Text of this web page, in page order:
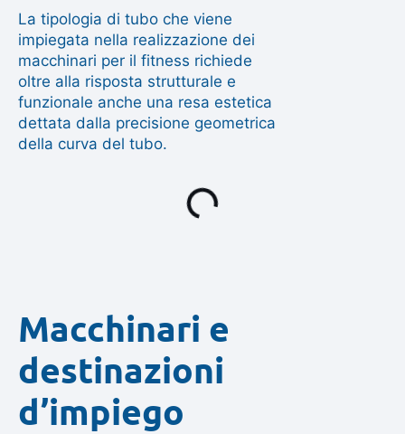
La tipologia di tubo che viene
impiegata nella realizzazione dei
macchinari per il fitness richiede
oltre alla risposta strutturale e
funzionale anche una resa estetica
dettata dalla precisione geometrica
della curva del tubo.
Macchinari e
destinazioni
d’impiego